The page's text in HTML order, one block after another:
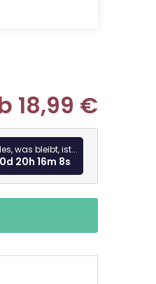
18,99 €
was bleibt, ist...
0d 20h 16m 7s